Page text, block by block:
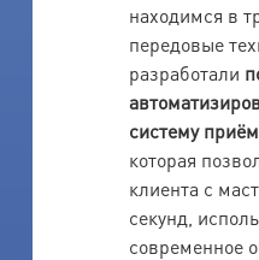
находимся в
передовые
разработали
систему
которая
клиента с
секунд,
современное